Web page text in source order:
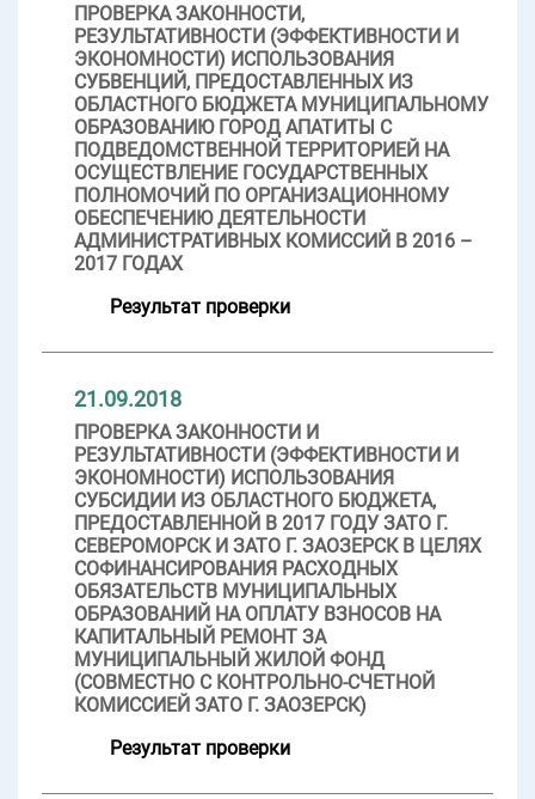
ПРОВЕРКА ЗАКОННОСТИ,
РЕЗУЛЬТАТИВНОСТИ (ЭФФЕКТИВНОСТИ И
ЭКОНОМНОСТИ) ИСПОЛЬЗОВАНИЯ
СУБВЕНЦИЙ, ПРЕДОСТАВЛЕННЫХ ИЗ
ОБЛАСТНОГО БЮДЖЕТА МУНИЦИПАЛЬНОМУ
ОБРАЗОВАНИЮ ГОРОД АПАТИТЫ С
ПОДВЕДОМСТВЕННОЙ ТЕРРИТОРИЕЙ НА
ОСУЩЕСТВЛЕНИЕ ГОСУДАРСТВЕННЫХ
ПОЛНОМОЧИЙ ПО ОРГАНИЗАЦИОННОМУ
ОБЕСПЕЧЕНИЮ ДЕЯТЕЛЬНОСТИ
АДМИНИСТРАТИВНЫХ КОМИССИЙ В 2016 –
2017 ГОДАХ
Результат проверки
21.09.2018
ПРОВЕРКА ЗАКОННОСТИ И
РЕЗУЛЬТАТИВНОСТИ (ЭФФЕКТИВНОСТИ И
ЭКОНОМНОСТИ) ИСПОЛЬЗОВАНИЯ
СУБСИДИИ ИЗ ОБЛАСТНОГО БЮДЖЕТА,
ПРЕДОСТАВЛЕННОЙ В 2017 ГОДУ ЗАТО Г.
СЕВЕРОМОРСК И ЗАТО Г. ЗАОЗЕРСК В ЦЕЛЯХ
СОФИНАНСИРОВАНИЯ РАСХОДНЫХ
ОБЯЗАТЕЛЬСТВ МУНИЦИПАЛЬНЫХ
ОБРАЗОВАНИЙ НА ОПЛАТУ ВЗНОСОВ НА
КАПИТАЛЬНЫЙ РЕМОНТ ЗА
МУНИЦИПАЛЬНЫЙ ЖИЛОЙ ФОНД
(СОВМЕСТНО С КОНТРОЛЬНО-СЧЕТНОЙ
КОМИССИЕЙ ЗАТО Г. ЗАОЗЕРСК)
Результат проверки